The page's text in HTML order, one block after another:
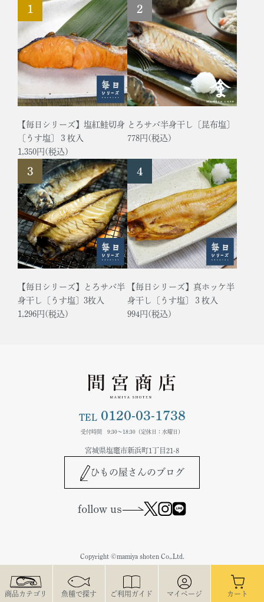
【毎日シリーズ】塩紅鮭切身
〔うす塩〕３枚入
1,350円(税込)
とろサバ半身干し〔昆布塩〕
778円(税込)
【毎日シリーズ】とろサバ半
身干し〔うす塩〕3枚入
1,296円(税込)
【毎日シリーズ】真ホッケ半
身干し〔うす塩〕３枚入
994円(税込)
TEL0120-03-1738
受付時間 9:30～18:30（定休日：水曜日）
宮城県塩竈市新浜町1丁目21-8
ひもの屋さんのブログ
follow us
Copyright ©mamiya shoten Co,.Ltd.
商品カテゴリ 魚種で探す ご利用ガイド マイページ カート